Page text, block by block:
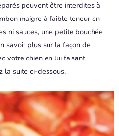
peuvent être interdites à
maigre à faible teneur en
ni sauces, une petite bouchée
savoir plus sur la façon de
votre chien en lui faisant
la suite ci-dessous.